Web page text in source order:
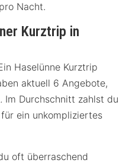
Nacht.
Kurztrip in
Haselünne Kurztrip
aktuell 6 Angebote,
Im Durchschnitt zahlst du
ein unkompliziertes
oft überraschend